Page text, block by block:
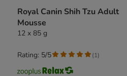
Royal Canin Shih Tzu Adult
Mousse
12 x 85 g
Rating: 5/5 (1)